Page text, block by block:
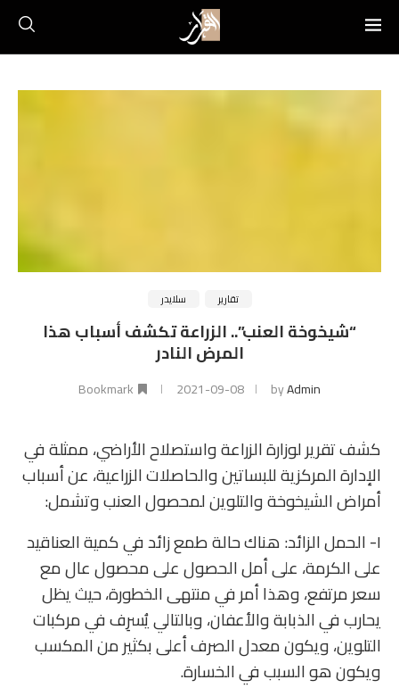
تقارير سلايدر
“شيخوخة العنب”.. الزراعة تكشف أسباب هذا
المرض النادر
byAdmin
2021-09-08
Bookmark
كشف تقرير لوزارة الزراعة واستصلاح الأراضي، ممثلة في
الإدارة المركزية للبساتين والحاصلات الزراعية، عن أسباب
أمراض الشيخوخة والتلوين لمحصول العنب وتشمل:
١- الحمل الزائد: هناك حالة طمع زائد في كمية العناقيد
على الكرمة، على أمل الحصول على محصول عال مع
سعر مرتفع، وهذا أمر في منتهى الخطورة، حيث يظل
يحارب في الذبابة والأعفان، وبالتالي يُسرِف في مركبات
التلوين، ويكون معدل الصرف أعلى بكثير من المكسب
ويكون هو السبب في الخسارة.